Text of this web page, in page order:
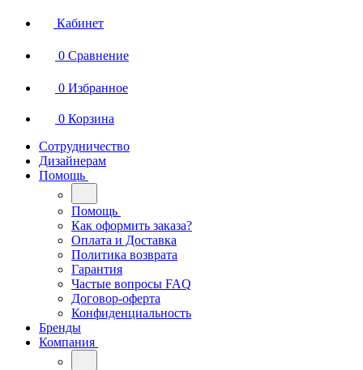
Кабинет
0 Сравнение
0 Избранное
0 Корзина
Сотрудничество
Дизайнерам
Помощь
Помощь
Как оформить заказа?
Оплата и Доставка
Политика возврата
Гарантия
Частые вопросы FAQ
Договор-оферта
Конфиденциальность
Бренды
Компания